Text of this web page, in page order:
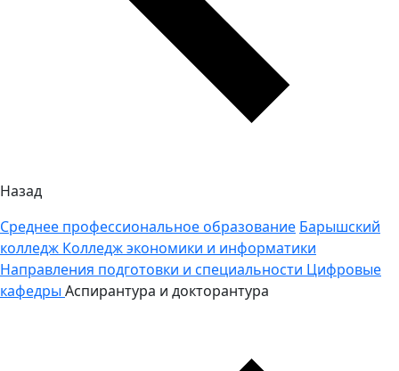
Назад
Среднее профессиональное образование Барышский
колледж Колледж экономики и информатики
Направления подготовки и специальности Цифровые
кафедры Аспирантура и докторантура